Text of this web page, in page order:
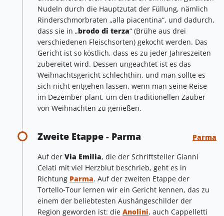
Nudeln durch die Hauptzutat der Füllung, nämlich
Rinderschmorbraten „alla piacentina“, und dadurch,
dass sie in „brodo di terza“ (Brühe aus drei
verschiedenen Fleischsorten) gekocht werden. Das
Gericht ist so köstlich, dass es zu jeder Jahreszeiten
zubereitet wird. Dessen ungeachtet ist es das
Weihnachtsgericht schlechthin, und man sollte es
sich nicht entgehen lassen, wenn man seine Reise
im Dezember plant, um den traditionellen Zauber
von Weihnachten zu genießen.
Zweite Etappe - Parma Parma
Auf der Via Emilia, die der Schriftsteller Gianni
Celati mit viel Herzblut beschrieb, geht es in
Richtung Parma. Auf der zweiten Etappe der
Tortello-Tour lernen wir ein Gericht kennen, das zu
einem der beliebtesten Aushängeschilder der
Region geworden ist: die Anolini, auch Cappelletti